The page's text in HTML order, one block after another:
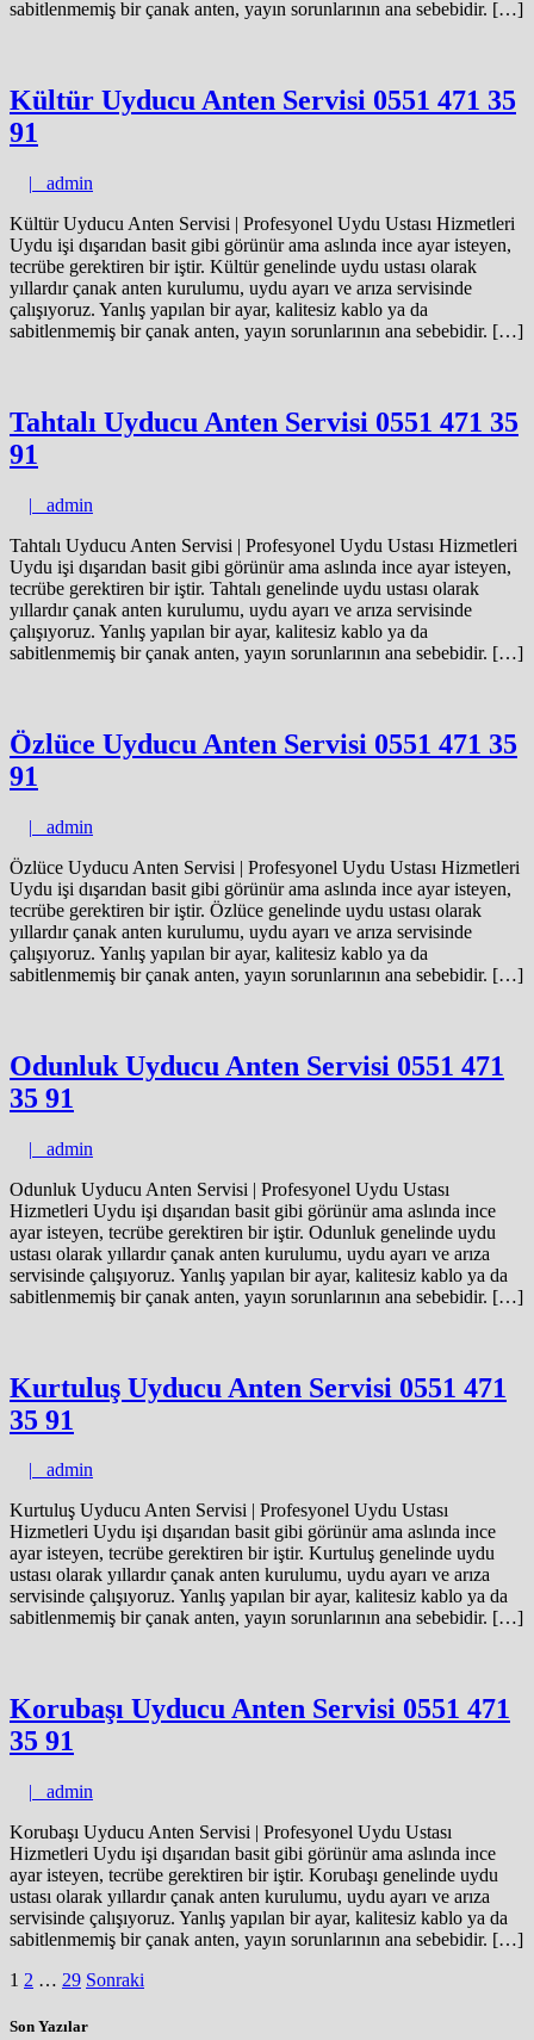
sabitlenmemiş bir çanak anten, yayın sorunlarının ana sebebidir. […]
Kültür Uyducu Anten Servisi 0551 471 35
91
| admin
Kültür Uyducu Anten Servisi | Profesyonel Uydu Ustası Hizmetleri
Uydu işi dışarıdan basit gibi görünür ama aslında ince ayar isteyen,
tecrübe gerektiren bir iştir. Kültür genelinde uydu ustası olarak
yıllardır çanak anten kurulumu, uydu ayarı ve arıza servisinde
çalışıyoruz. Yanlış yapılan bir ayar, kalitesiz kablo ya da
sabitlenmemiş bir çanak anten, yayın sorunlarının ana sebebidir. […]
Tahtalı Uyducu Anten Servisi 0551 471 35
91
| admin
Tahtalı Uyducu Anten Servisi | Profesyonel Uydu Ustası Hizmetleri
Uydu işi dışarıdan basit gibi görünür ama aslında ince ayar isteyen,
tecrübe gerektiren bir iştir. Tahtalı genelinde uydu ustası olarak
yıllardır çanak anten kurulumu, uydu ayarı ve arıza servisinde
çalışıyoruz. Yanlış yapılan bir ayar, kalitesiz kablo ya da
sabitlenmemiş bir çanak anten, yayın sorunlarının ana sebebidir. […]
Özlüce Uyducu Anten Servisi 0551 471 35
91
| admin
Özlüce Uyducu Anten Servisi | Profesyonel Uydu Ustası Hizmetleri
Uydu işi dışarıdan basit gibi görünür ama aslında ince ayar isteyen,
tecrübe gerektiren bir iştir. Özlüce genelinde uydu ustası olarak
yıllardır çanak anten kurulumu, uydu ayarı ve arıza servisinde
çalışıyoruz. Yanlış yapılan bir ayar, kalitesiz kablo ya da
sabitlenmemiş bir çanak anten, yayın sorunlarının ana sebebidir. […]
Odunluk Uyducu Anten Servisi 0551 471
35 91
| admin
Odunluk Uyducu Anten Servisi | Profesyonel Uydu Ustası
Hizmetleri Uydu işi dışarıdan basit gibi görünür ama aslında ince
ayar isteyen, tecrübe gerektiren bir iştir. Odunluk genelinde uydu
ustası olarak yıllardır çanak anten kurulumu, uydu ayarı ve arıza
servisinde çalışıyoruz. Yanlış yapılan bir ayar, kalitesiz kablo ya da
sabitlenmemiş bir çanak anten, yayın sorunlarının ana sebebidir. […]
Kurtuluş Uyducu Anten Servisi 0551 471
35 91
admin
Kurtuluş Uyducu Anten Servisi | Profesyonel Uydu Ustası
Hizmetleri Uydu işi dışarıdan basit gibi görünür ama aslında ince
ayar isteyen, tecrübe gerektiren bir iştir. Kurtuluş genelinde uydu
ustası olarak yıllardır çanak anten kurulumu, uydu ayarı ve arıza
servisinde çalışıyoruz. Yanlış yapılan bir ayar, kalitesiz kablo ya da
sabitlenmemiş bir çanak anten, yayın sorunlarının ana sebebidir. […]
Korubaşı Uyducu Anten Servisi 0551 471
35 91
| admin
Korubaşı Uyducu Anten Servisi | Profesyonel Uydu Ustası
Hizmetleri Uydu işi dışarıdan basit gibi görünür ama aslında ince
ayar isteyen, tecrübe gerektiren bir iştir. Korubaşı genelinde uydu
ustası olarak yıllardır çanak anten kurulumu, uydu ayarı ve arıza
servisinde çalışıyoruz. Yanlış yapılan bir ayar, kalitesiz kablo ya da
sabitlenmemiş bir çanak anten, yayın sorunlarının ana sebebidir. […]
Yazı
sayfalaması
1 2 … 29 Sonraki
Son Yazılar